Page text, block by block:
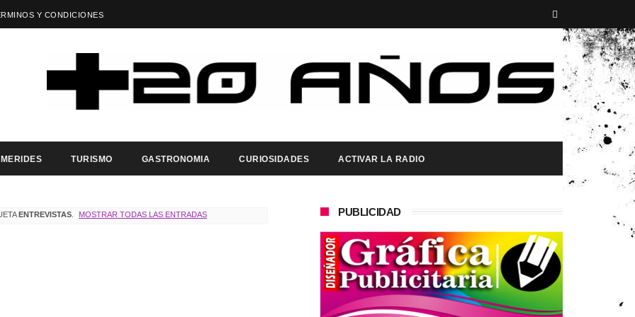
Y CONDICIONES
TURISMO GASTRONOMIA CURIOSIDADES ACTIVAR LA RADIO
ENTREVISTAS. MOSTRAR TODAS LAS ENTRADAS PUBLICIDAD